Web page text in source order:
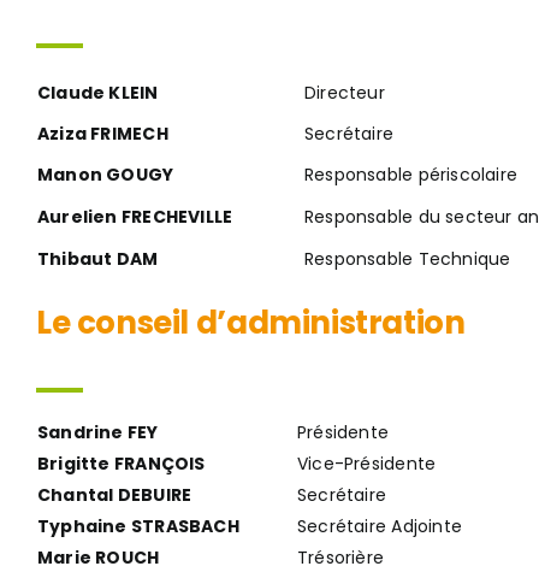
Claude KLEIN
Directeur
Aziza FRIMECH
Secrétaire
Manon GOUGY
Responsable périscolaire
Aurelien FRECHEVILLE
Responsable du secteur
Thibaut DAM
Responsable Technique
Le conseil d’administration
Sandrine FEY
Présidente
Brigitte FRANÇOIS
Vice-Présidente
Chantal DEBUIRE
Secrétaire
Typhaine STRASBACH
Secrétaire Adjointe
Marie ROUCH
Trésorière